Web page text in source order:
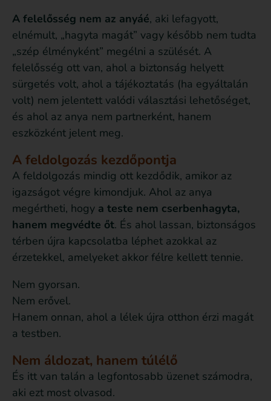
A felelősség nem az anyáé, aki lefagyott,
elnémult, „hagyta magát” vagy később nem tudta
„szép élményként” megélni a szülését. A
felelősség ott van, ahol a biztonság helyett
sürgetés volt, ahol a tájékoztatás (ha egyáltalán
volt) nem jelentett valódi választási lehetőséget,
és ahol az anya nem partnerként, hanem
eszközként jelent meg.
A feldolgozás kezdőpontja
A feldolgozás mindig ott kezdődik, amikor az
igazságot végre kimondjuk. Ahol az anya
megértheti, hogy a teste nem cserbenhagyta,
hanem megvédte őt. És ahol lassan, biztonságos
térben újra kapcsolatba léphet azokkal az
érzetekkel, amelyeket akkor félre kellett tennie.
Nem gyorsan.
Nem erővel.
Hanem onnan, ahol a lélek újra otthon érzi magát
a testben.
Nem áldozat, hanem túlélő
És itt van talán a legfontosabb üzenet számodra,
aki ezt most olvasod.